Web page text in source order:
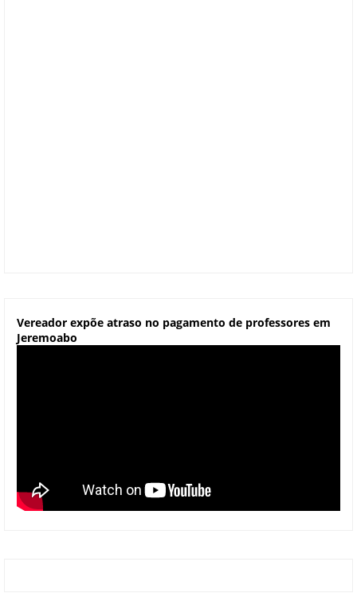
Vereador expõe atraso no pagamento de professores em
Jeremoabo